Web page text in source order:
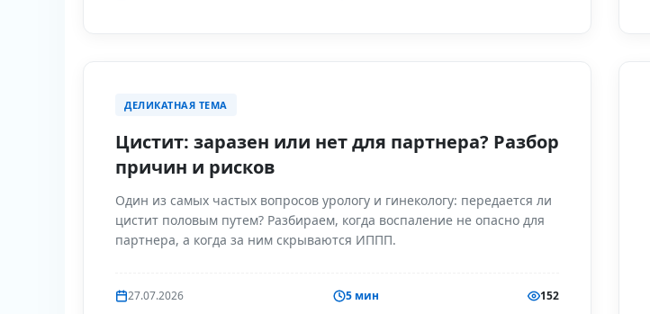
ДЕЛИКАТНАЯ ТЕМА
Цистит: заразен или нет для партнера? Разбор
причин и рисков
Один из самых частых вопросов урологу и гинекологу: передается ли
цистит половым путем? Разбираем, когда воспаление не опасно для
партнера, а когда за ним скрываются ИППП.
27.07.2026 5 мин 152